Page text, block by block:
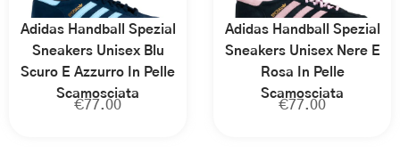
Adidas Handball Spezial
Sneakers Unisex Blu
Scuro E Azzurro In Pelle
Scamosciata
€77.00
Adidas Handball Spezial
Sneakers Unisex Nere E
Rosa In Pelle
Scamosciata
€77.00